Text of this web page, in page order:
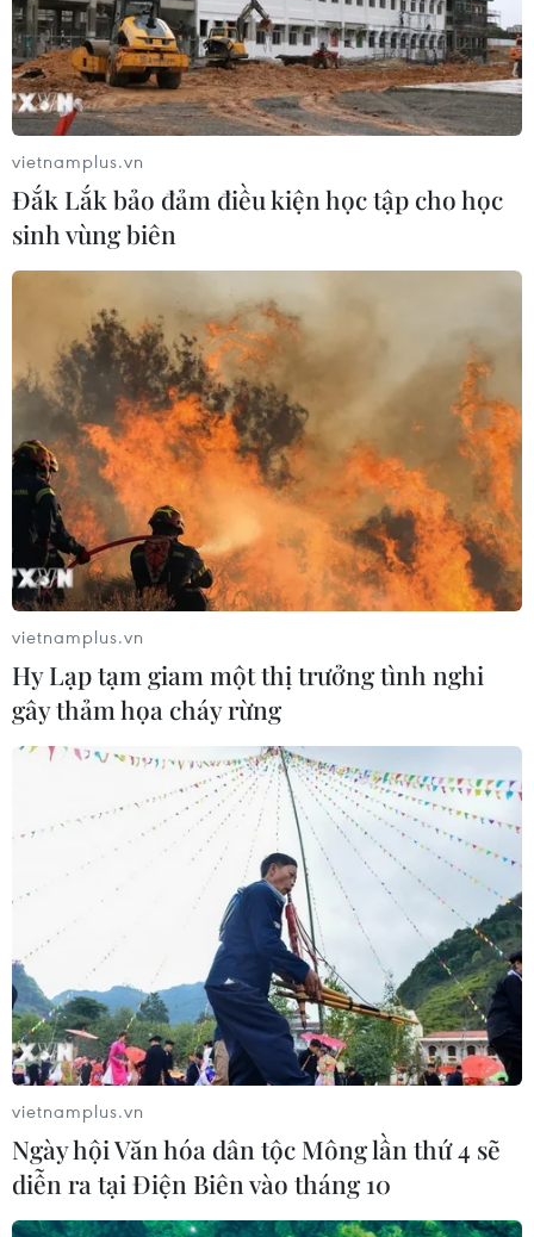
vietnamplus.vn
Đắk Lắk bảo đảm điều kiện học tập cho học
sinh vùng biên
vietnamplus.vn
Hy Lạp tạm giam một thị trưởng tình nghi
gây thảm họa cháy rừng
vietnamplus.vn
Ngày hội Văn hóa dân tộc Mông lần thứ 4 sẽ
diễn ra tại Điện Biên vào tháng 10